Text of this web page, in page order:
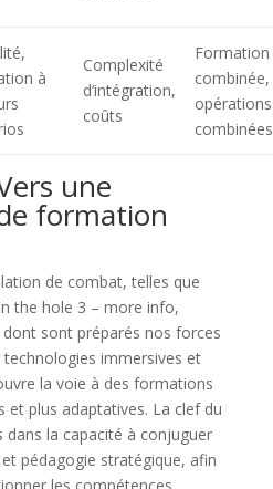
à
Complexité
d’intégration,
coûts
Formation
combinée,
opérations
combinées
une
formation
de combat, telles que
the hole 3 – more info,
sont préparés nos forces
technologies immersives et
la voie à des formations
et plus adaptatives. La clef du
dans la capacité à conjuguer
pédagogie stratégique, afin